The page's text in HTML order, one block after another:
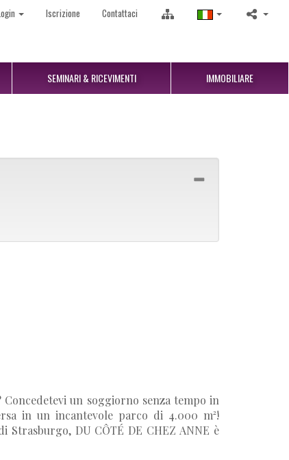
Iscrizione Contattaci
SEMINARI & RICEVIMENTI IMMOBILIARE
un soggiorno senza tempo in
in un incantevole parco di 4.000 m²!
DU CÔTÉ DE CHEZ ANNE è